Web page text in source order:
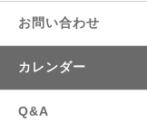
お問い合わせ
カレンダー
Q&A